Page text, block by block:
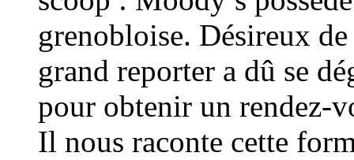
grenobloise. Désireux
grand reporter a dû se
pour obtenir un rendez-
Il nous raconte cette